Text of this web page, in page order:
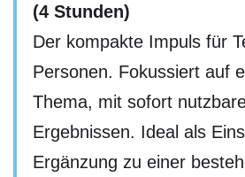
(4 Stunden)
Der kompakte Impuls für
Personen. Fokussiert auf
Thema, mit sofort
Ergebnissen. Ideal als
Ergänzung zu einer